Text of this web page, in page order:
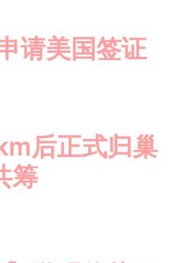
请美国签证
后正式归巢
筹